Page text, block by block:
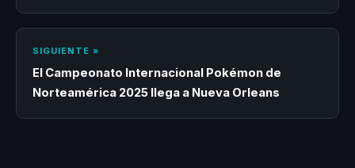
SIGUIENTE »
El Campeonato Internacional Pokémon de
Norteamérica 2025 llega a Nueva Orleans